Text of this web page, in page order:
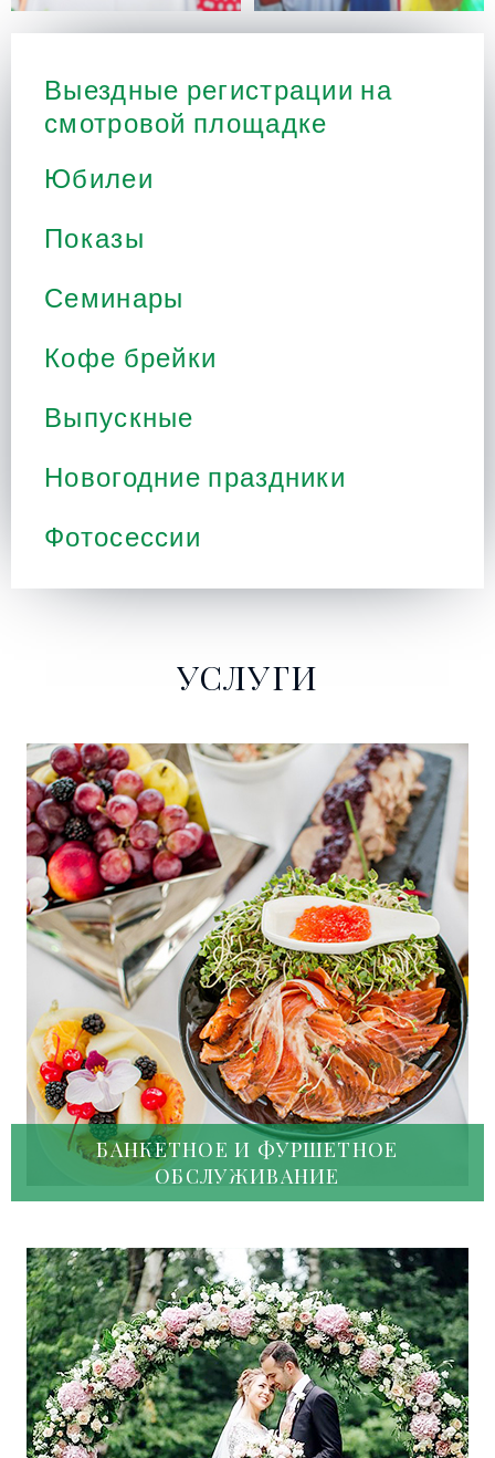
Выездные регистрации на
смотровой площадке
Юбилеи
Показы
Семинары
Кофе брейки
Выпускные
Новогодние праздники
Фотосессии
УСЛУГИ
БАНКЕТНОЕ И ФУРШЕТНОЕ
ОБСЛУЖИВАНИЕ